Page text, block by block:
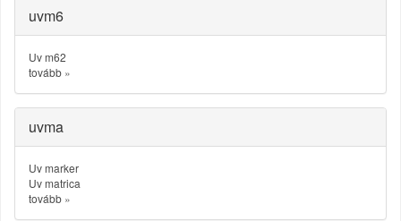
uvm6
Uv m62
tovább »
uvma
Uv marker
Uv matrica
tovább »